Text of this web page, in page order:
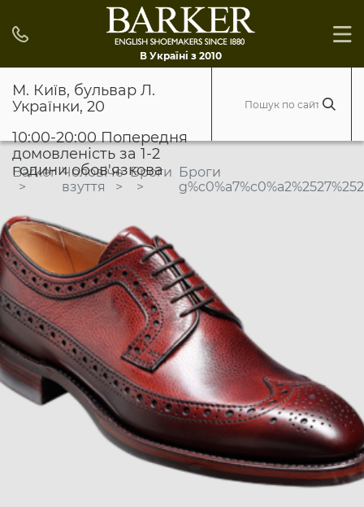
В Україні з 2010
М. Київ, бульвар Л.
Українки, 20
10:00-20:00 Попередня
домовленість за 1-2
години обов'язкова
Barker Чоловіче
взуття
Броги Броги